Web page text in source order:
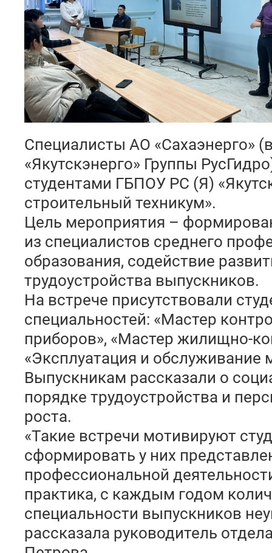
Специалисты АО «Сахаэнерго»
«Якутскэнерго» Группы
студентами ГБПОУ РС (Я)
строительный техникум».
Цель мероприятия –
из специалистов среднего
образования, содействие
трудоустройства выпускников.
На встрече присутствовали
специальностей: «Мастер
приборов», «Мастер жилищно-
«Эксплуатация и обслуживание
Выпускникам рассказали о
порядке трудоустройства и
роста.
«Такие встречи мотивируют
сформировать у них
профессиональной
практика, с каждым годом
специальности выпускников
рассказала руководитель